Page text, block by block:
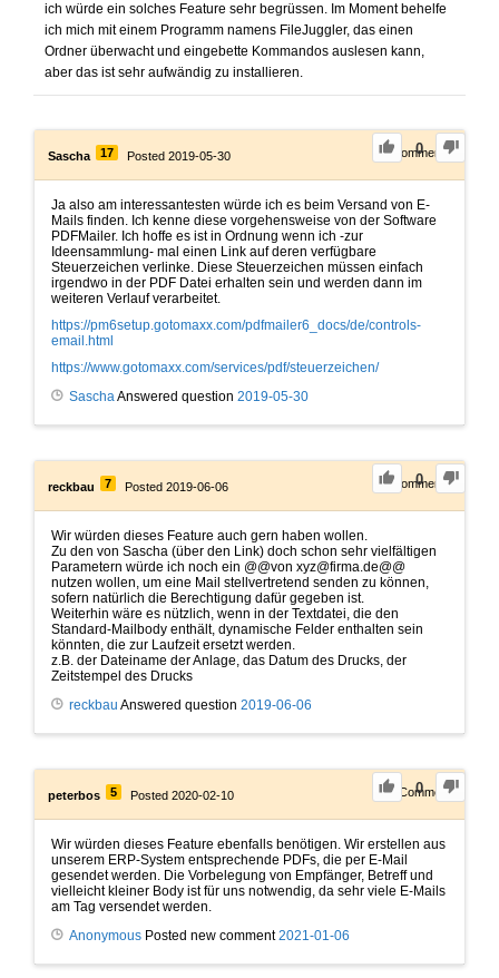
ich würde ein solches Feature sehr begrüssen. Im Moment behelfe
ich mich mit einem Programm namens FileJuggler, das einen
Ordner überwacht und eingebette Kommandos auslesen kann,
aber das ist sehr aufwändig zu installieren.
0
Sascha 17 Posted 2019-05-30 0Comments
Ja also am interessantesten würde ich es beim Versand von E-
Mails finden. Ich kenne diese vorgehensweise von der Software
PDFMailer. Ich hoffe es ist in Ordnung wenn ich -zur
Ideensammlung- mal einen Link auf deren verfügbare
Steuerzeichen verlinke. Diese Steuerzeichen müssen einfach
irgendwo in der PDF Datei erhalten sein und werden dann im
weiteren Verlauf verarbeitet.
https://pm6setup.gotomaxx.com/pdfmailer6_docs/de/controls-
email.html
https://www.gotomaxx.com/services/pdf/steuerzeichen/
SaschaAnswered question 2019-05-30
0
reckbau 7 Posted 2019-06-06 0Comments
Wir würden dieses Feature auch gern haben wollen.
Zu den von Sascha (über den Link) doch schon sehr vielfältigen
Parametern würde ich noch ein @@von xyz@firma.de@@
nutzen wollen, um eine Mail stellvertretend senden zu können,
sofern natürlich die Berechtigung dafür gegeben ist.
Weiterhin wäre es nützlich, wenn in der Textdatei, die den
Standard-Mailbody enthält, dynamische Felder enthalten sein
könnten, die zur Laufzeit ersetzt werden.
z.B. der Dateiname der Anlage, das Datum des Drucks, der
Zeitstempel des Drucks
reckbau Answered question 2019-06-06
0
peterbos 5 Posted 2020-02-10 1 Comment
Wir würden dieses Feature ebenfalls benötigen. Wir erstellen aus
unserem ERP-System entsprechende PDFs, die per E-Mail
gesendet werden. Die Vorbelegung von Empfänger, Betreff und
vielleicht kleiner Body ist für uns notwendig, da sehr viele E-Mails
am Tag versendet werden.
Anonymous Posted new comment2021-01-06